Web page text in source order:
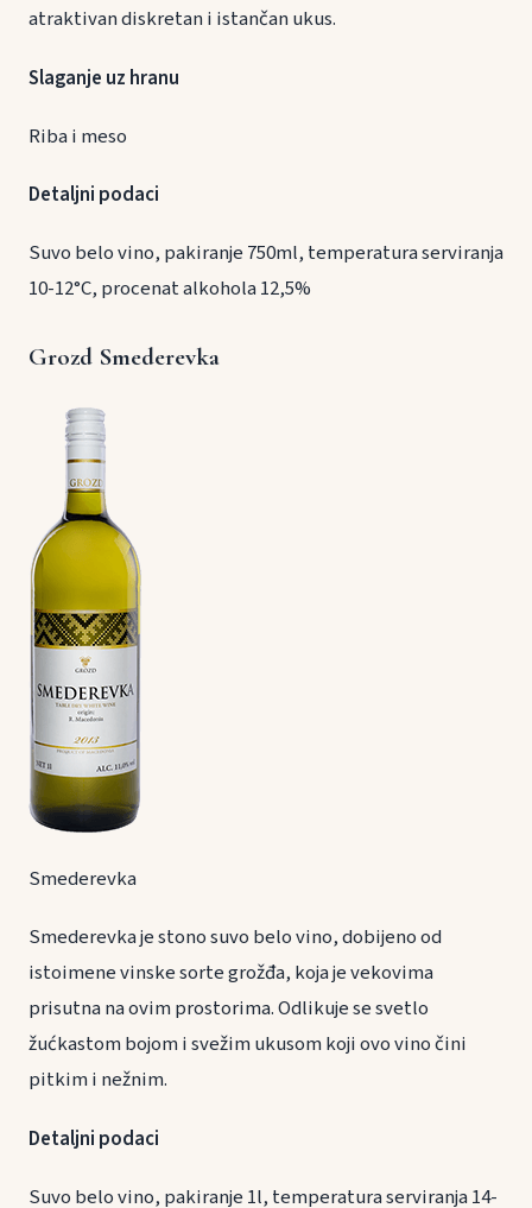
atraktivan diskretan i istančan ukus.
Slaganje uz hranu
Riba i meso
Detaljni podaci
Suvo belo vino, pakiranje 750ml, temperatura serviranja
10-12°C, procenat alkohola 12,5%
Grozd Smederevka
Smederevka
Smederevka je stono suvo belo vino, dobijeno od
istoimene vinske sorte grožđa, koja je vekovima
prisutna na ovim prostorima. Odlikuje se svetlo
žućkastom bojom i svežim ukusom koji ovo vino čini
pitkim i nežnim.
Detaljni podaci
Suvo belo vino, pakiranje 1l, temperatura serviranja 14-